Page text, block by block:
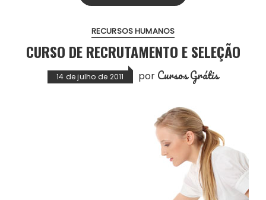
RECURSOS HUMANOS
CURSO DE RECRUTAMENTO E SELEÇÃO
14 de julho de 2011 por Cursos Grátis